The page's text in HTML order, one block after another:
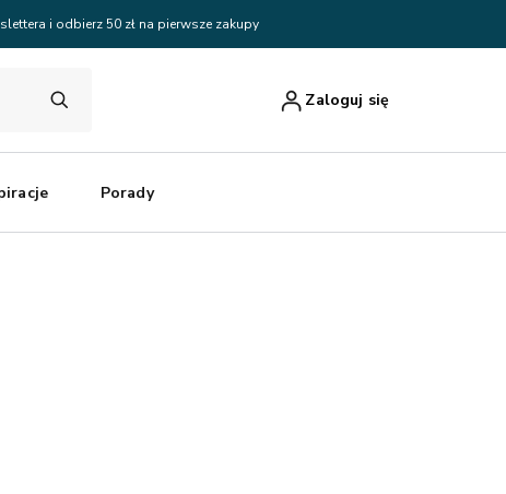
i odbierz 50 zł na pierwsze zakupy
Zaloguj się
Porady